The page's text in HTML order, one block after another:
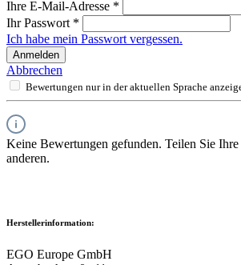
Ihre E-Mail-Adresse *
Ihr Passwort *
Ich habe mein Passwort vergessen.
Anmelden
Abbrechen
Bewertungen nur in der aktuellen Sprache
Keine Bewertungen gefunden. Teilen Sie
anderen.
Herstellerinformation:
EGO Europe GmbH